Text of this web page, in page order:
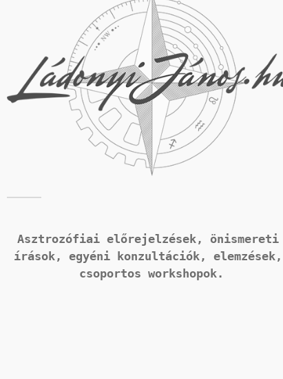
Asztrozófiai előrejelzések, önismereti
írások, egyéni konzultációk, elemzések,
csoportos workshopok.